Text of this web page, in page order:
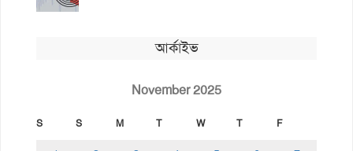
আর্কাইভ
November 2025
S S M T W T F